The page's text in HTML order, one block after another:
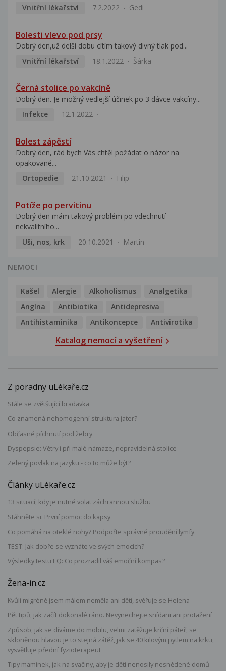
Vnitřní lékařství
7.2.2022 Gedi
Bolesti vlevo pod prsy
Dobrý den,už delší dobu cítím takový divný tlak pod...
Vnitřní lékařství
18.1.2022 Šárka
Černá stolice po vakcíně
Dobrý den. Je možný vedlejší účinek po 3 dávce vakcíny...
Infekce
12.1.2022
Bolest zápěstí
Dobrý den, rád bych Vás chtěl požádat o názor na
opakované...
Ortopedie
21.10.2021 Filip
Potíže po pervitinu
Dobrý den mám takový problém po vdechnutí
nekvalitního...
Uši, nos, krk
20.10.2021 Martin
NEMOCI
Kašel Alergie Alkoholismus
Analgetika
Angína
Antibiotika
Antidepresiva
Antihistaminika
Antikoncepce Antivirotika
Katalog nemocí a vyšetření
Z poradny uLékaře.cz
Stále se zvětšující bradavka
Co znamená nehomogenní struktura jater?
Občasné píchnutí pod žebry
Dyspepsie: Větry i při malé námaze, nepravidelná stolice
Zelený povlak na jazyku - co to může být?
Články uLékaře.cz
13 situací, kdy je nutné volat záchrannou službu
Stáhněte si: První pomoc do kapsy
Co pomáhá na oteklé nohy? Podpořte správné proudění lymfy
TEST: Jak dobře se vyznáte ve svých emocích?
Výsledky testu EQ: Co prozradil váš emoční kompas?
Žena-in.cz
Kvůli migréně jsem málem neměla ani děti, svěřuje se Helena
Pět tipů, jak začít dokonalé ráno. Nevynechejte snídani ani protažení
Způsob, jak se díváme do mobilu, velmi zatěžuje krční páteř, se
skloněnou hlavou je to stejná zátěž, jak se 40 kilovým pytlem na krku,
vysvětluje přední fyzioterapeut
Tipy maminek, jak na svačiny, aby je děti nenosily nesnědené domů